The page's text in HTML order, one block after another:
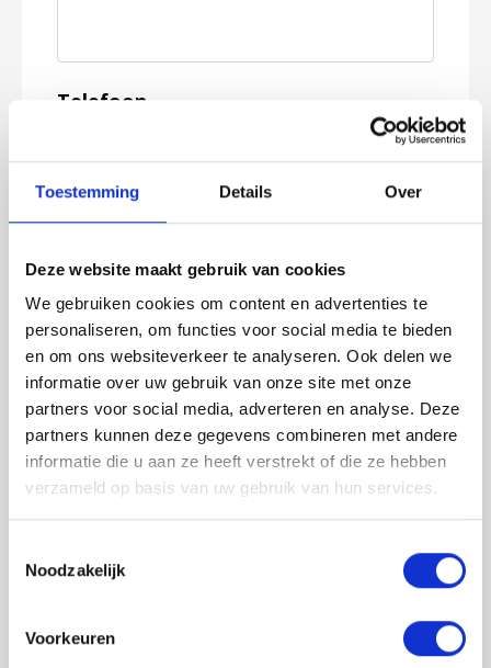
Toestemming Details Over
Deze website maakt gebruik van cookies
We gebruiken cookies om content en advertenties te
personaliseren, om functies voor social media te bieden
en om ons websiteverkeer te analyseren. Ook delen we
informatie over uw gebruik van onze site met onze
partners voor social media, adverteren en analyse. Deze
partners kunnen deze gegevens combineren met andere
informatie die u aan ze heeft verstrekt of die ze hebben
verzameld op basis van uw gebruik van hun services.
Noodzakelijk
Voorkeuren
Telefoon
Jouw feedback wordt verwerkt door de
adviseurs van het team richtlijnen NCJ. Als zij